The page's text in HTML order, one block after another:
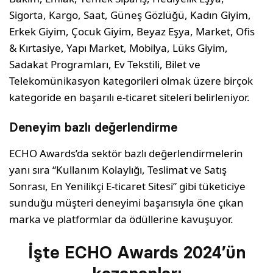
Sigorta, Kargo, Saat, Güneş Gözlüğü, Kadın Giyim,
Erkek Giyim, Çocuk Giyim, Beyaz Eşya, Market, Ofis
& Kırtasiye, Yapı Market, Mobilya, Lüks Giyim,
Sadakat Programları, Ev Tekstili, Bilet ve
Telekomünikasyon kategorileri olmak üzere birçok
kategoride en başarılı e-ticaret siteleri belirleniyor.
Deneyim bazlı değerlendirme
ECHO Awards’da sektör bazlı değerlendirmelerin
yanı sıra “Kullanım Kolaylığı, Teslimat ve Satış
Sonrası, En Yenilikçi E-ticaret Sitesi” gibi tüketiciye
sunduğu müşteri deneyimi başarısıyla öne çıkan
marka ve platformlar da ödüllerine kavuşuyor.
İşte ECHO Awards 2024’ün